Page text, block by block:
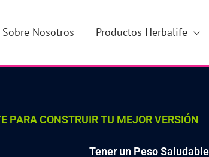
Sobre Nosotros Productos Herbalife
PARA CONSTRUIR TU MEJOR VERSIÓN
Tener un Peso